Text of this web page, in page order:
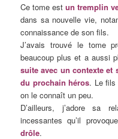
Ce tome estun tremplin
dans sa nouvelle vie,
connaissance de son fils.
J’avais trouvé le tome
beaucoup plus et a aussi
suite avec un contexte
du prochain héros. Le fils
on le connaît un peu.
D’ailleurs, j’adore sa
incessantes qu’il
drôle.